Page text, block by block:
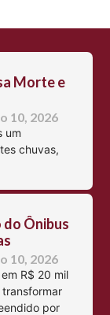
Morte e
10, 2026
um
chuvas,
do Ônibus
10, 2026
R$ 20 mil
por